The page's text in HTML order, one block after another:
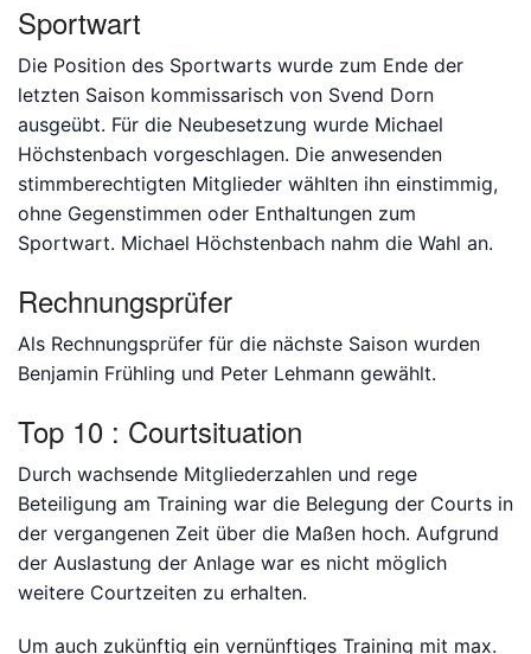
Sportwart
Die Position des Sportwarts wurde zum Ende der
letzten Saison kommissarisch von Svend Dorn
ausgeübt. Für die Neubesetzung wurde Michael
Höchstenbach vorgeschlagen. Die anwesenden
stimmberechtigten Mitglieder wählten ihn einstimmig,
ohne Gegenstimmen oder Enthaltungen zum
Sportwart. Michael Höchstenbach nahm die Wahl an.
Rechnungsprüfer
Als Rechnungsprüfer für die nächste Saison wurden
Benjamin Frühling und Peter Lehmann gewählt.
Top 10 : Courtsituation
Durch wachsende Mitgliederzahlen und rege
Beteiligung am Training war die Belegung der Courts in
der vergangenen Zeit über die Maßen hoch. Aufgrund
der Auslastung der Anlage war es nicht möglich
weitere Courtzeiten zu erhalten.
Um auch zukünftig ein vernünftiges Training mit max.